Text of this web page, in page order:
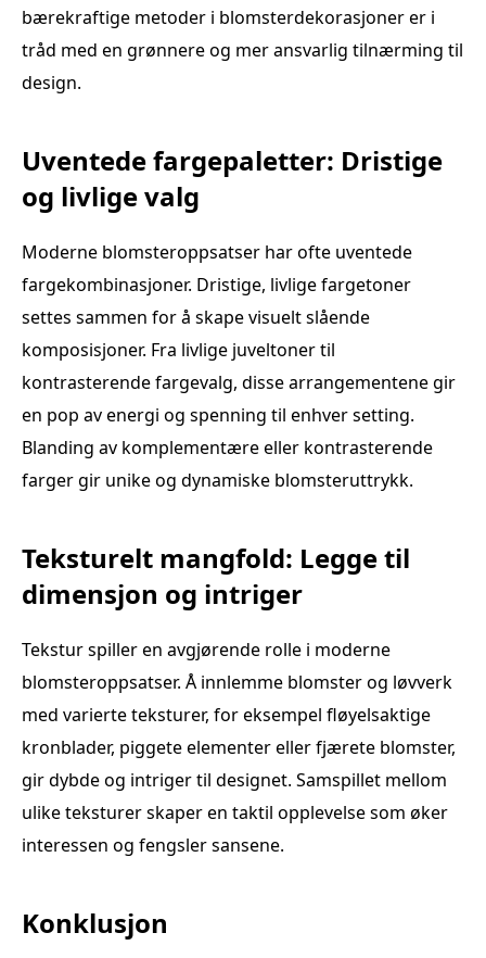
bærekraftige metoder i blomsterdekorasjoner er i
tråd med en grønnere og mer ansvarlig tilnærming til
design.
Uventede fargepaletter: Dristige
og livlige valg
Moderne blomsteroppsatser har ofte uventede
fargekombinasjoner. Dristige, livlige fargetoner
settes sammen for å skape visuelt slående
komposisjoner. Fra livlige juveltoner til
kontrasterende fargevalg, disse arrangementene gir
en pop av energi og spenning til enhver setting.
Blanding av komplementære eller kontrasterende
farger gir unike og dynamiske blomsteruttrykk.
Teksturelt mangfold: Legge til
dimensjon og intriger
Tekstur spiller en avgjørende rolle i moderne
blomsteroppsatser. Å innlemme blomster og løvverk
med varierte teksturer, for eksempel fløyelsaktige
kronblader, piggete elementer eller fjærete blomster,
gir dybde og intriger til designet. Samspillet mellom
ulike teksturer skaper en taktil opplevelse som øker
interessen og fengsler sansene.
Konklusjon